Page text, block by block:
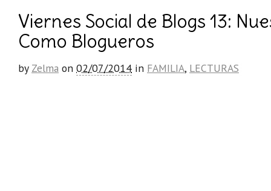
Viernes Social de Blogs 13:
Como Blogueros
by Zelma on 02/07/2014 in FAMILIA, LECTURAS